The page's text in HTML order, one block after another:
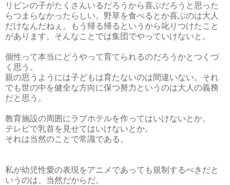
リピンの子がたくさんいるだろうから喜ぶだろうと思った
らつまらなかったらしい。野草を食べるとか喜ぶのは大人
だけなんだねぇ。もう帰る帰るというから叱りつけたこと
があります。そんなことでは集団でやっていけないと。
個性って本当にどうやって育てられるのだろうかとつくづ
く思う。
親の思うようには子どもは育たないのは間違いない。それ
でも世の中を健全な方向に保つ努力というのは大人の義務
だと思う。
教育施設の周囲にラブホテルを作ってはいけないとか。
テレビで乳首を見せてはいけないとか。
それは当然のことで常識である。
私が幼児性愛の表現をアニメであっても規制するべきだと
いうのは、当然だからだ。